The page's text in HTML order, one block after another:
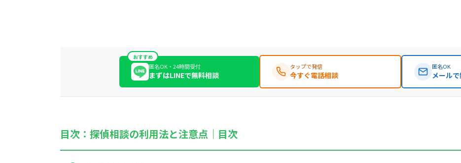
おすすめ
匿名OK・24時間受付
まずはLINEで無料相談
タップで発信
今すぐ電話相談
匿名OK
メール
目次：探偵相談の利用法と注意点｜目次